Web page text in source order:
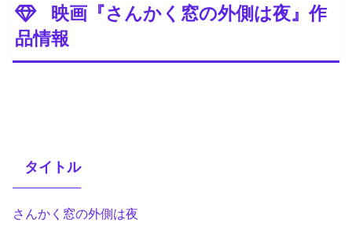
映画『さんかく窓の外側は夜』作
品情報
タイトル
さんかく窓の外側は夜